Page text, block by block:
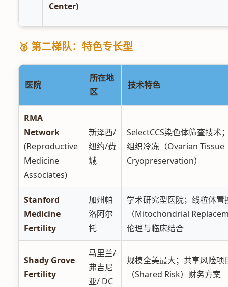
Center)
🥈 第二梯队：特色专长型
医院
所在地
区
技术特色
RMA
Network
(Reproductive
Medicine
Associates)
新泽西/
纽约/费
城
SelectCCS染色体筛查技术
组织冷冻（Ovarian Tissue
Cryopreservation）
Stanford
Medicine
Fertility
加州帕
洛阿尔
托
学术研究型医院；线粒体置
（Mitochondrial
伦理与临床结合
Shady Grove
Fertility
马里兰/
弗吉尼
亚/ DC
规模全美最大；共享风险项
（Shared Risk）财务方案